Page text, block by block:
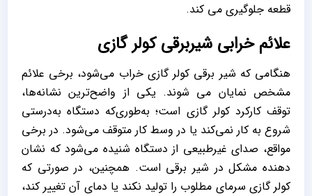
قطعه جلوگیری می کند.
علائم خرابی شیربرقی کولر گازی
هنگامی که شیر برقی کولر گازی خراب می‌شود، برخی علائم
مشخص نمایان می شوند. یکی از واضح‌ترین نشانه‌ها،
توقف کارکرد کولر گازی است؛ به‌طوری‌که دستگاه به‌درستی
شروع به کار نمی‌کند یا در وسط کار متوقف می‌شود. در برخی
مواقع، صدای غیرطبیعی از دستگاه شنیده می‌شود که نشان‌
دهنده مشکل در شیر برقی است. همچنین، در صورتی که
کولر گازی سرمای مطلوب را تولید نکند یا دمای آن تغییر کند،